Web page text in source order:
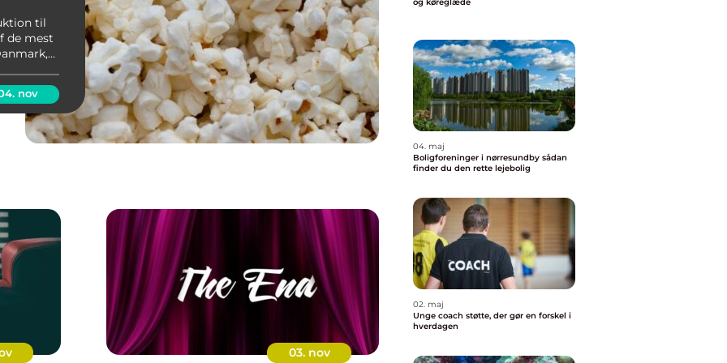
til
de mest
om
nov
03. nov
04. maj
Boligforeninger i nørresundby sådan
finder du den rette lejebolig
02. maj
Unge coach støtte, der gør en forskel i
hverdagen